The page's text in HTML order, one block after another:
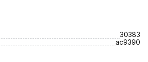
30383
ac9390